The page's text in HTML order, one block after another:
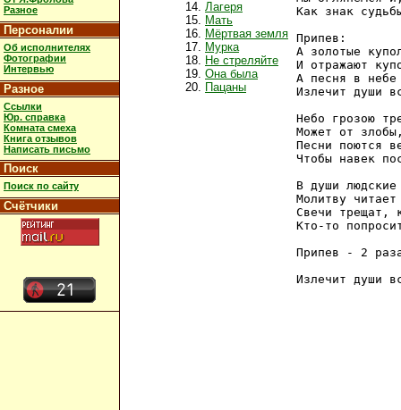
Разное
Персоналии
Об исполнителях
Фотографии
Интервью
Разное
Ссылки
Юр. справка
Комната смеха
Книга отзывов
Написать письмо
Поиск
Поиск по сайту
Счётчики
Лагеря
Мать
Мёртвая земля
Мурка
Не стреляйте
Она была
Пацаны
Как знак
Припев:
А золотые
И отражают
А песня в небе
Излечит души
Небо грозою
Может от
Песни поются
Чтобы навек
В души
Молитву
Свечи трещат,
Кто-то
Припев - 2